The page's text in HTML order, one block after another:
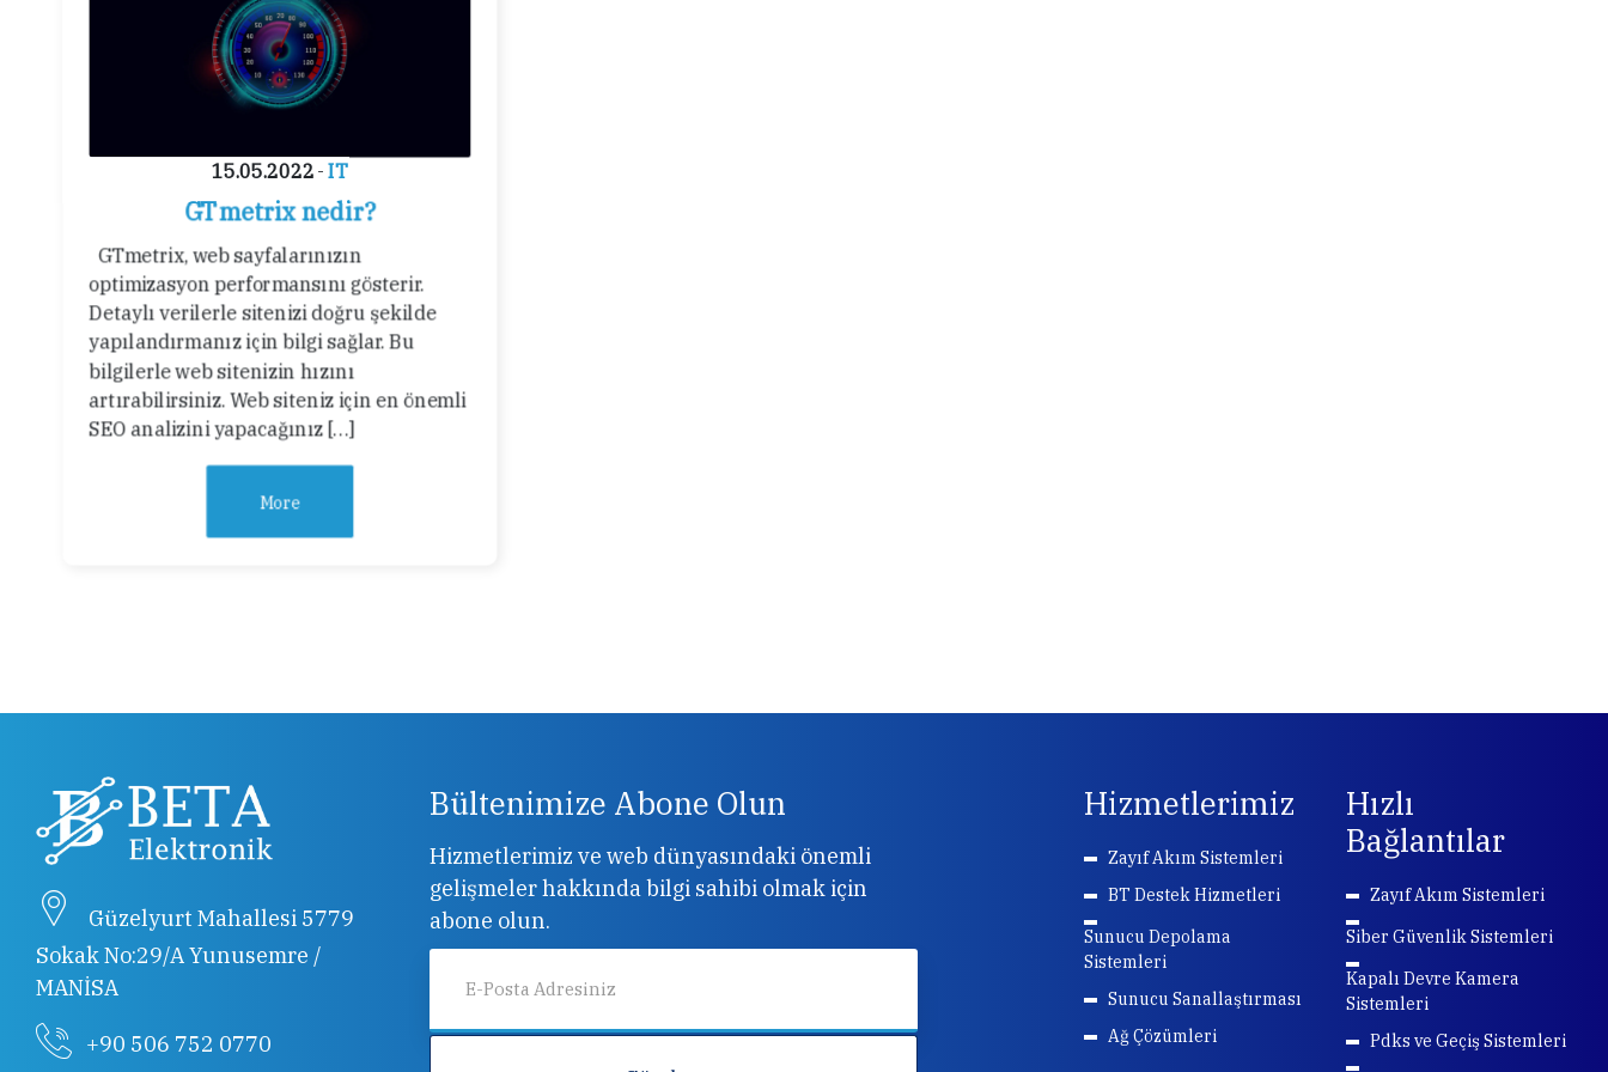
15.05.2022- IT
GTmetrix nedir?
GTmetrix, web sayfalarınızın
optimizasyon performansını gösterir.
Detaylı verilerle sitenizi doğru şekilde
yapılandırmanız için bilgi sağlar. Bu
bilgilerle web sitenizin hızını
artırabilirsiniz. Web siteniz için en önemli
SEO analizini yapacağınız […]
More
Güzelyurt Mahallesi 5779
Sokak No:29/A Yunusemre /
MANİSA
+90 506 752 0770
Bültenimize Abone Olun
Hizmetlerimiz ve web dünyasındaki önemli
gelişmeler hakkında bilgi sahibi olmak için
abone olun.
Hizmetlerimiz
Zayıf Akım Sistemleri
BT Destek Hizmetleri
Sunucu Depolama
Sistemleri
Sunucu Sanallaştırması
Ağ Çözümleri
Hızlı
Bağlantılar
Zayıf Akım Sistemleri
Siber Güvenlik Sistemleri
Kapalı Devre Kamera
Sistemleri
Pdks ve Geçiş Sistemleri